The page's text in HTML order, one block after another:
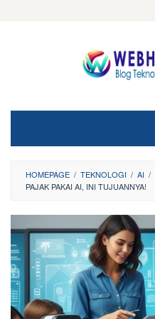
HOMEPAGE / TEKNOLOGI / AI /
PAJAK PAKAI AI, INI TUJUANNYA!